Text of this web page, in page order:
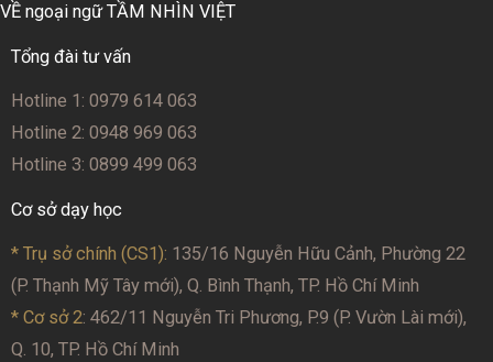
VỀ ngoại ngữ TẦM NHÌN VIỆT
Tổng đài tư vấn
Hotline 1: 0979 614 063
Hotline 2: 0948 969 063
Hotline 3: 0899 499 063
Cơ sở dạy học
* Trụ sở chính (CS1): 135/16 Nguyễn Hữu Cảnh, Phường 22
(P. Thạnh Mỹ Tây mới), Q. Bình Thạnh, TP. Hồ Chí Minh
* Cơ sở 2: 462/11 Nguyễn Tri Phương, P.9 (P. Vườn Lài mới),
Q. 10, TP. Hồ Chí Minh